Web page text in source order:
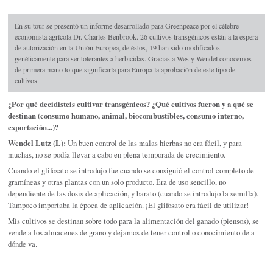
En su tour se presentó un informe desarrollado para Greenpeace por el célebre
economista agrícola Dr. Charles Benbrook. 26 cultivos transgénicos están a la espera
de autorización en la Unión Europea, de éstos, 19 han sido modificados
genéticamente para ser tolerantes a herbicidas. Gracias a Wes y Wendel conocemos
de primera mano lo que significaría para Europa la aprobación de este tipo de
cultivos.
¿Por qué decidisteis cultivar transgénicos? ¿Qué cultivos fueron y a qué se
destinan (consumo humano, animal, biocombustibles, consumo interno,
exportación...)?
Wendel Lutz (L): Un buen control de las malas hierbas no era fácil, y para
muchas, no se podía llevar a cabo en plena temporada de crecimiento.
Cuando el glifosato se introdujo fue cuando se consiguió el control completo de
gramíneas y otras plantas con un solo producto. Era de uso sencillo, no
dependiente de las dosis de aplicación, y barato (cuando se introdujo la semilla).
Tampoco importaba la época de aplicación. ¡El glifosato era fácil de utilizar!
Mis cultivos se destinan sobre todo para la alimentación del ganado (piensos), se
vende a los almacenes de grano y dejamos de tener control o conocimiento de a
dónde va.